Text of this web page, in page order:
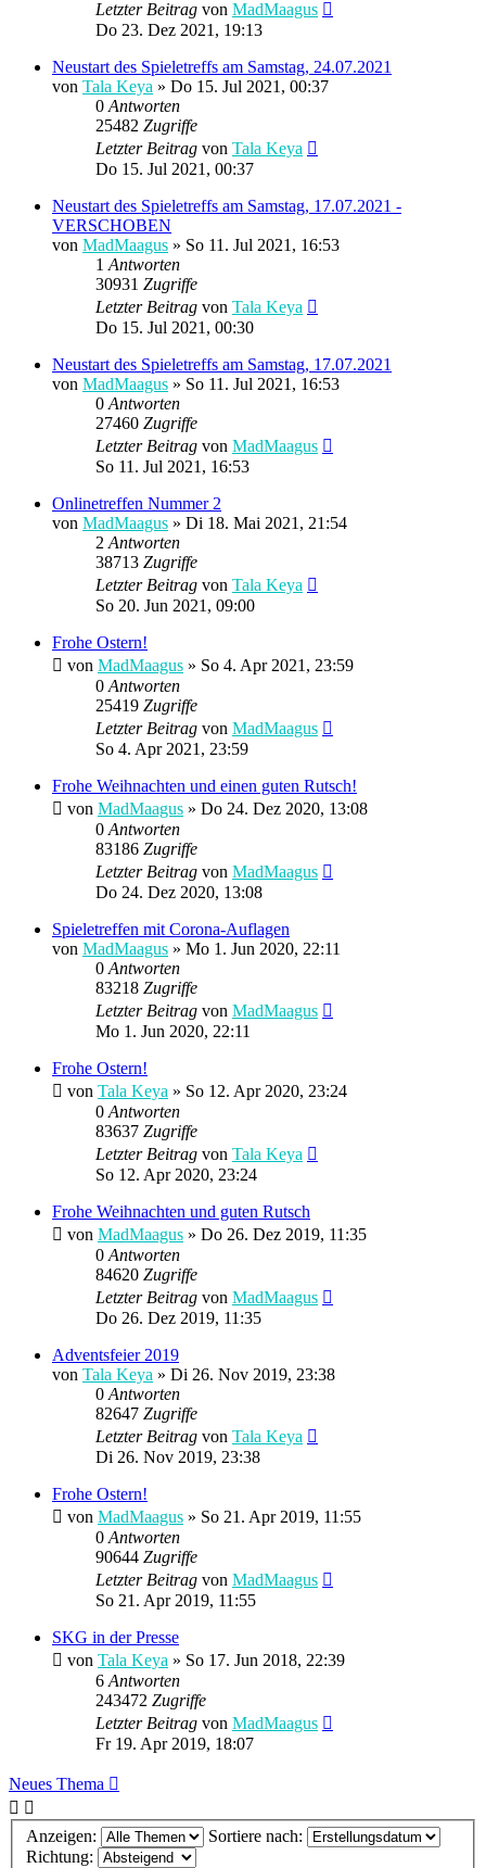
Letzter Beitrag von MadMaagus
Do 23. Dez 2021, 19:13
Neustart des Spieletreffs am Samstag, 24.07.2021
von Tala Keya » Do 15. Jul 2021, 00:37
0 Antworten
25482 Zugriffe
Letzter Beitrag von Tala Keya
Do 15. Jul 2021, 00:37
Neustart des Spieletreffs am Samstag, 17.07.2021 -
VERSCHOBEN
von MadMaagus » So 11. Jul 2021, 16:53
1 Antworten
30931 Zugriffe
Letzter Beitrag von Tala Keya
Do 15. Jul 2021, 00:30
Neustart des Spieletreffs am Samstag, 17.07.2021
von MadMaagus » So 11. Jul 2021, 16:53
0 Antworten
27460 Zugriffe
Letzter Beitrag von MadMaagus
So 11. Jul 2021, 16:53
Onlinetreffen Nummer 2
von MadMaagus » Di 18. Mai 2021, 21:54
2 Antworten
38713 Zugriffe
Letzter Beitrag von Tala Keya
So 20. Jun 2021, 09:00
Frohe Ostern!
von MadMaagus » So 4. Apr 2021, 23:59
0 Antworten
25419 Zugriffe
Letzter Beitrag von MadMaagus
So 4. Apr 2021, 23:59
Frohe Weihnachten und einen guten Rutsch!
von MadMaagus » Do 24. Dez 2020, 13:08
0 Antworten
83186 Zugriffe
Letzter Beitrag von MadMaagus
Do 24. Dez 2020, 13:08
Spieletreffen mit Corona-Auflagen
von MadMaagus » Mo 1. Jun 2020, 22:11
0 Antworten
83218 Zugriffe
Letzter Beitrag von MadMaagus
Mo 1. Jun 2020, 22:11
Frohe Ostern!
von Tala Keya » So 12. Apr 2020, 23:24
0 Antworten
83637 Zugriffe
Letzter Beitrag von Tala Keya
So 12. Apr 2020, 23:24
Frohe Weihnachten und guten Rutsch
von MadMaagus » Do 26. Dez 2019, 11:35
0 Antworten
84620 Zugriffe
Letzter Beitrag von MadMaagus
Do 26. Dez 2019, 11:35
Adventsfeier 2019
von Tala Keya » Di 26. Nov 2019, 23:38
0 Antworten
82647 Zugriffe
Letzter Beitrag von Tala Keya
Di 26. Nov 2019, 23:38
Frohe Ostern!
von MadMaagus » So 21. Apr 2019, 11:55
0 Antworten
90644 Zugriffe
Letzter Beitrag von MadMaagus
So 21. Apr 2019, 11:55
SKG in der Presse
von Tala Keya » So 17. Jun 2018, 22:39
6 Antworten
243472 Zugriffe
Letzter Beitrag von MadMaagus
Fr 19. Apr 2019, 18:07
Neues Thema
Anzeigen:
Sortiere nach:
Richtung: